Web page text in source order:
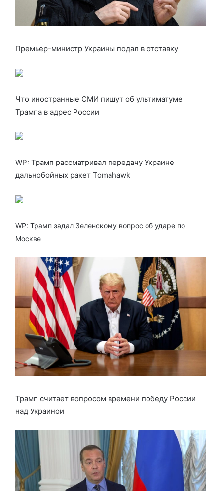
Премьер-министр Украины подал в отставку
Что иностранные СМИ пишут об ультиматуме
Трампа в адрес России
WP: Трамп рассматривал передачу Украине
дальнобойных ракет Tomahawk
WP: Трамп задал Зеленскому вопрос об ударе по
Москве
Трамп считает вопросом времени победу России
над Украиной